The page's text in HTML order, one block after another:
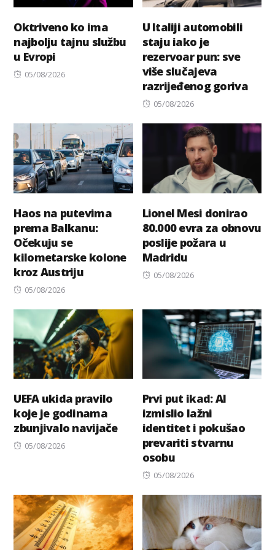
Oktriveno ko ima
najbolju tajnu službu
u Evropi
Posted
05/08/2026
U Italiji automobili
staju iako je
rezervoar pun: sve
više slučajeva
razrijeđenog goriva
Posted
05/08/2026
Haos na putevima
prema Balkanu:
Očekuju se
kilometarske kolone
kroz Austriju
Posted
05/08/2026
Lionel Mesi donirao
80.000 evra za obnovu
poslije požara u
Madridu
Posted
05/08/2026
UEFA ukida pravilo
koje je godinama
zbunjivalo navijače
Posted
05/08/2026
Prvi put ikad: AI
izmislio lažni
identitet i pokušao
prevariti stvarnu
osobu
Posted
05/08/2026